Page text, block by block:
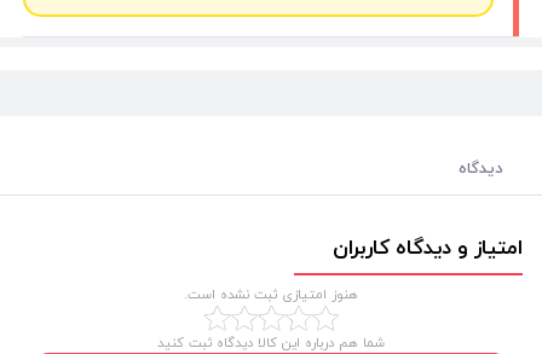
دیدگاه
امتیاز و دیدگاه کاربران
هنوز امتیازی ثبت نشده است.
شما هم درباره این کالا دیدگاه ثبت کنید